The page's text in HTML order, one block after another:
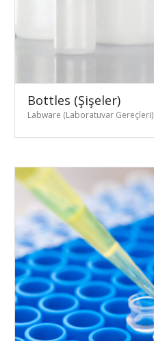
Bottles (Şişeler)
Labware (Laboratuvar Gereçleri)